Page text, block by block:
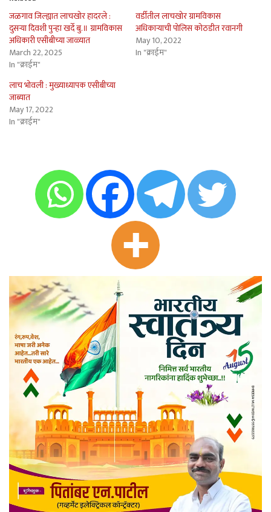
जळगाव जिल्ह्यात लाचखोर हादरले :
दुसर्‍या दिवशी पुन्हा खर्दे बु.॥ ग्रामविकास
अधिकारी एसीबीच्या जाळ्यात
March 22, 2025
In "क्राईम"
वर्डीतील लाचखोर ग्रामविकास
अधिकार्‍याची पोलिस कोठडीत रवानगी
May 10, 2022
In "क्राईम"
लाच भोवली : मुख्याध्यापक एसीबीच्या
जाब्यात
May 17, 2022
In "क्राईम"